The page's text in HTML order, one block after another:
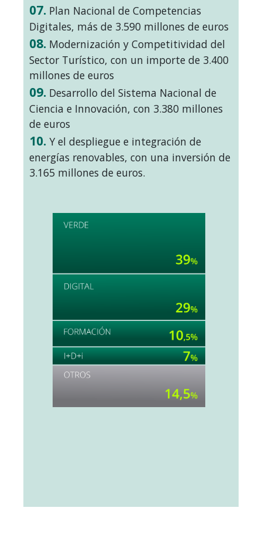
07. Plan Nacional de Competencias
Digitales, más de 3.590 millones de euros
08. Modernización y Competitividad del
Sector Turístico, con un importe de 3.400
millones de euros
09. Desarrollo del Sistema Nacional de
Ciencia e Innovación, con 3.380 millones
de euros
10. Y el despliegue e integración de
energías renovables, con una inversión de
3.165 millones de euros.